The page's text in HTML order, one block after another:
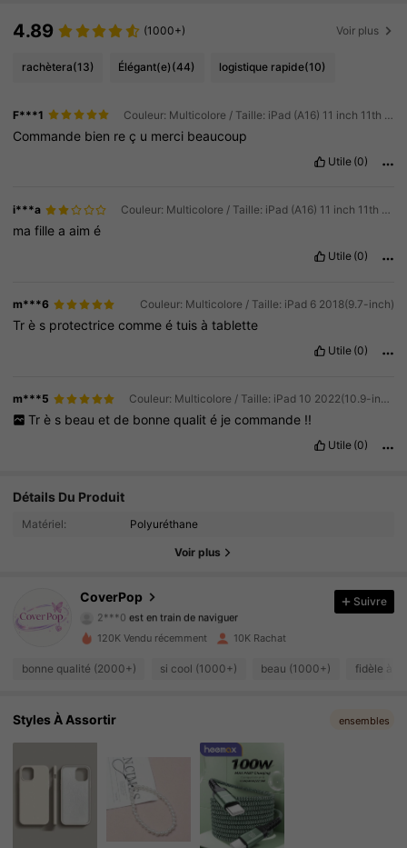
4.89 (1000+) Voir plus
rachètera(13) Élégant(e)(44) logistique rapide(10)
F***1
Commande bien reç u merci beaucoup
Utile (0)
i***a Couleur: Multicolore / Taille: iPad (A16) 11 inch 11th Generation 2025
mafille a aimé
Utile (0)
m***6 Couleur: Multicolore / Taille: iPad 6 2018(9.7-inch)
Trè s protectricecommeétuis àtablette
Utile (0)
m***5 Couleur: Multicolore / Taille: iPad 10 2022(10.9-inch)
Tr è s beau et de bonne qualit é je commande !!
Utile (0)
Détails Du Produit
Matériel: Polyuréthane
Voir plus
CoverPop
4.84
4.84
2.4K Suiveurs
4.84 2.4K Suiveurs
2.4K Suiveurs
2.4K Suiveurs
Suivre
120K Vendu récemment 10K Rachat
bonne qualité (2000+) si cool (1000+) beau (1000+) fidèle à
Styles À Assortir ensembles